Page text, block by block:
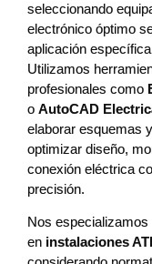
seleccionando
electrónico óptimo
aplicación
Utilizamos
profesionales como
o AutoCAD
elaborar esquemas y
optimizar diseño,
conexión eléctrica
precisión.
Nos especializamos
en instalaciones